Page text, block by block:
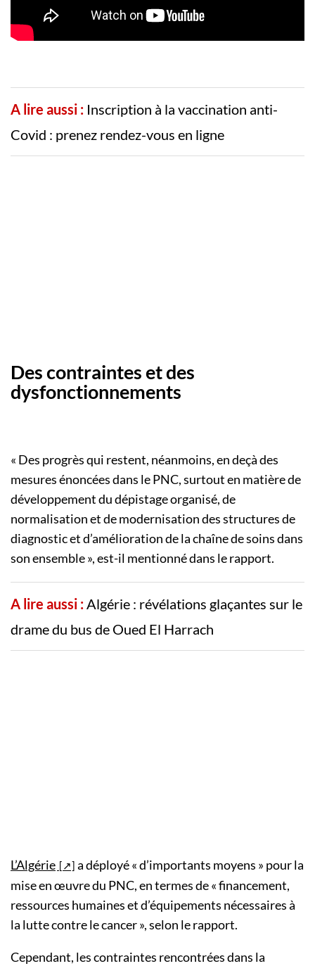
A lire aussi : Inscription à la vaccination anti-
Covid : prenez rendez-vous en ligne
Des contraintes et des
dysfonctionnements
« Des progrès qui restent, néanmoins, en deçà des
mesures énoncées dans le PNC, surtout en matière de
développement du dépistage organisé, de
normalisation et de modernisation des structures de
diagnostic et d’amélioration de la chaîne de soins dans
son ensemble », est-il mentionné dans le rapport.
A lire aussi :Algérie : révélations glaçantes sur le
drame du bus de Oued El Harrach
L’Algérie
a déployé « d’importants moyens » pour la
mise en œuvre du PNC, en termes de « financement,
ressources humaines et d’équipements nécessaires à
la lutte contre le cancer », selon le rapport.
Cependant, les contraintes rencontrées dans la